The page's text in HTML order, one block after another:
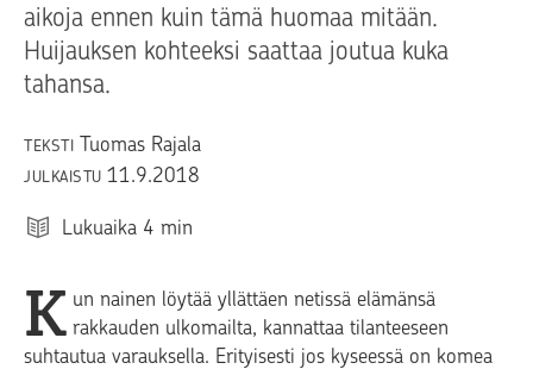
aikoja ennen kuin tämä huomaa mitään.
Huijauksen kohteeksi saattaa joutua kuka
tahansa.
TEKSTI Tuomas Rajala
JULKAISTU 11.9.2018
Lukuaika 4 min
K un nainen löytää yllättäen netissä elämänsä
rakkauden ulkomailta, kannattaa tilanteeseen
suhtautua varauksella. Erityisesti jos kyseessä on komea